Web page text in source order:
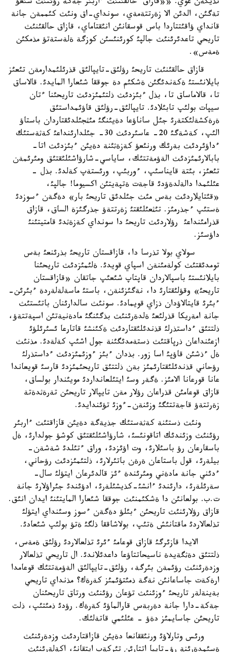
تذيگةن عوي: ««قازاق حالقئنئث ءاربئر جةكة رؤئنئث شئعؤ
تةگئن، الدئن الا زةرتتةمةي، سونداي-اق ونئث كئممةن جانة
قانداي ؤاقئتتاردا باس قوسقانئن انئقتاماي، قازاق حالقئنئث
تاريحي تاعدئرئنئث جالپئ كورئنئسئن كوزگة ةلةستةتؤ مذمكئن
ةمةس».
قازاق حالقئنئث تاريحئ رؤلئق-تايپالئق قذرئلئمدارمةن تئعئز
بايلانئستئ ةكةندئگئن ةشكئم دة جوققا شئعارا المايدئ. قالاساق
تا، قالاماساق تا، بذل ءبئزدئث ذلتئمئزدئث تاريحئنا ءتان
سيپات بولئپ تابئلادئ. تايپالئق-رؤلئق قاؤئمداستئق
ةرةكشةلئكتةرئ جئل ساناؤعا دةيئنگئ مئثجئلدئقتاردان باستاؤ
الئپ، كةشةگئ 20- عاسئردئث 30- جئلدارئنداعئ كةثةستئك
ءداؤئردئث بةرئك ورنئعؤ كةزةثئنة دةيئن ءبئزدئث اتا-
بابالارئمئزدئث الةؤمةتتئك، ساياسي-شارؤاشئلئقتئق ومئرئمةن
تئعئز، بئتة قايناسئپ، ءوربئپ، ورئستةپ كةلدئ. بذل -
عئلئمدا دالةلدةؤدئ قاجةت ةتپةيتئن اكسيوما! جالپئ،
«قئتايلاردئث بةس مئث جئلدئق تاريحئ بار» دةگةن ءسوزدئ
ةستئپ ءجذرمئز. تئثعئلئقتئ زةرتتةؤ جذرگئزة الساق، قازاق
قذرامئنداعئ رؤلاردئث تاريحئ دا سونداي كةزةثدئ قامتيتئنئ
داؤسئز.
سولاي بولا تذرسا دا، قازاقستان تاريحئ بذرئنعئ بةس
تومدئقتئث كولةمئنةن اسپاي قويدئ. ةلئمئزدئث تاريحئنا
بايلانئستئ باسپالاردان قاپتاپ شئعئپ جاتقان «قازاقستان
تاريحئ» وقؤلئقتارئ دا، نةگئزئنةن، باستئ ماسةلةلةردة ءبئرئن-
ءبئرئ قايتالاؤدان ذزاي قويمادئ. سونئث سالدارئنان باتئستئث
جانة امةريكا قذرلئعئ ةلدةرئنئث بذگئنگئ مادةنيةتئن اسپةتتةؤ،
ذلتتئق ءداستذرلئ قذندئلئقتاردئث ةكئنشئ قاتارعا ئسئرئلؤئ
ازعئنداعان ذرپاقتئث ذستةمدئگئنة جول اشئپ كةلةدئ. مذنئث
ةل ءذشئن قاؤپئ اسا زور. بذدان ءبئز ءوزئمئزدئث ءداستذرلئ
رؤحاني قذندئلئقتارئمئز بةن ذلتتئق تاريحئمئزدئ قارسئ قويعاندا
عانا قورعانا الامئز. ةگةر وسئ ايتئلعانداردئ مويئندار بولساق،
قازاق قوعامئن قذراعان رؤلار مةن تايپالار تاريحئن تةرةثدةتة
زةرتتةؤ قاجةتتئگئ وزئنةن-ءوزئ تؤئندايدئ.
ونئث ذستئنة كةثةستئك جذيةگة دةيئن قازاقتئث ءاربئر
رؤئنئث وزئندئك اتاقونئسئ، شارؤاشئلئقتئق كوشؤ جولدارئ، ةل
باسقارعان رؤ باسئلارئ، وت اؤئزدئ، وراق ءتئلدئ شةشةن-
بيلةرئ، قول باستاعان ةرةن باتئرلارئ، ذلتئمئزدئث رؤحاني،
ءدئني جانة مادةني ومئرئندة ءئز قالدئرعان ايتؤلئ سال-
سةرئلةرئ، دارئندئ ءانشئ-كذيشئلةرئ، ادؤئندئ جئراؤلارئ جانة
ت.ب. بولعانئن دا ةشكئمنئث جوققا شئعارا المايتئنئ ايدان انئق.
قازاق رؤلارئنئث تاريحئن ءبئلؤ دةگةن ءسوز وسئنداي ايتؤلئ
تذلعالاردئ ماقتانئش ةتئپ، بولاشاققا ذلگئ ةتؤ بولئپ شئعادئ.
الايدا قازئرگئ قازاق قوعامئ ءئرئ تذلعالاردئ رؤلئق ةمةس،
ذلتتئق دةثگةيدة ناسيحاتتاؤعا داعدئلاندئ. ال تاريحي تذلعالار
وزدةرئنئث رؤئمةن بئرگة، رؤلئق-تايپالئق الةؤمةتتئك قوعامدا
ارةكةت جاساعانئن نةگة ذمئتؤئمئز كةرةك؟ مذنداي تاريحي
بةينةلةر تاريحئ ءوزئنئث تؤعان رؤئنئث ورتاق تاريحئنان
جةكة-دارا جانة دةربةس قارالماؤئ كةرةك. رؤدئ ذمئتئپ، ذلت
تاريحئن جاسايمئز دةؤ - عئلئمي قاتةلئك.
ورئس وتارلاؤئ ورنئققانعا دةيئن قازاقتاردئث وزدةرئنئث